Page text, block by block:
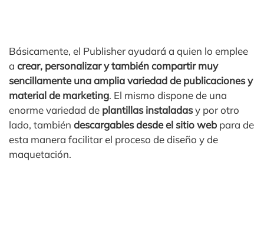
Básicamente, el Publisher ayudará a quien lo emplee
a crear, personalizar y también compartir muy
sencillamente una amplia variedad de publicaciones y
material de marketing. El mismo dispone de una
enorme variedad de plantillas instaladasy por otro
lado, también descargables desde el sitio web para de
esta manera facilitar el proceso de diseño y de
maquetación.